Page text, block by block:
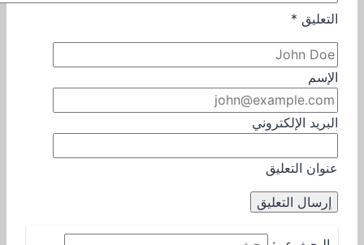
التعليق *
الإسم
البريد الإلكتروني
عنوان التعليق